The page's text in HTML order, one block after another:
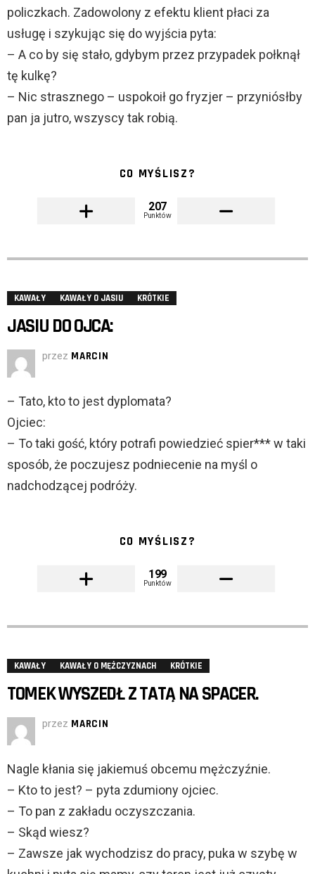
policzkach. Zadowolony z efektu klient płaci za
usługę i szykując się do wyjścia pyta:
– A co by się stało, gdybym przez przypadek połknął
tę kulkę?
– Nic strasznego – uspokoił go fryzjer – przyniósłby
pan ja jutro, wszyscy tak robią.
CO MYŚLISZ?
207
Punktów
KAWAŁY KAWAŁY O JASIU KRÓTKIE
JASIU DO OJCA:
przez MARCIN
– Tato, kto to jest dyplomata?
Ojciec:
– To taki gość, który potrafi powiedzieć spier*** w taki
sposób, że poczujesz podniecenie na myśl o
nadchodzącej podróży.
CO MYŚLISZ?
199
Punktów
KAWAŁY KAWAŁY O MĘŻCZYZNACH KRÓTKIE
TOMEK WYSZEDŁ Z TATĄ NA SPACER.
przez MARCIN
Nagle kłania się jakiemuś obcemu mężczyźnie.
– Kto to jest? – pyta zdumiony ojciec.
– To pan z zakładu oczyszczania.
– Skąd wiesz?
– Zawsze jak wychodzisz do pracy, puka w szybę w